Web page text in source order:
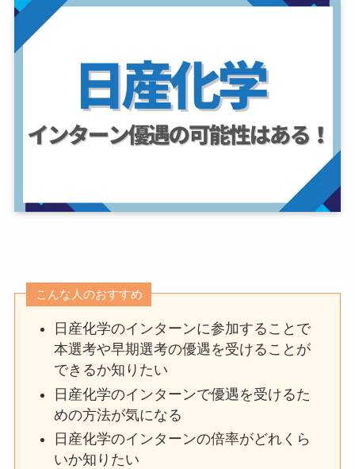
こんな人のおすすめ
日産化学のインターンに参加することで
本選考や早期選考の優遇を受けることが
できるか知りたい
日産化学のインターンで優遇を受けるた
めの方法が気になる
日産化学のインターンの倍率がどれくら
いか知りたい